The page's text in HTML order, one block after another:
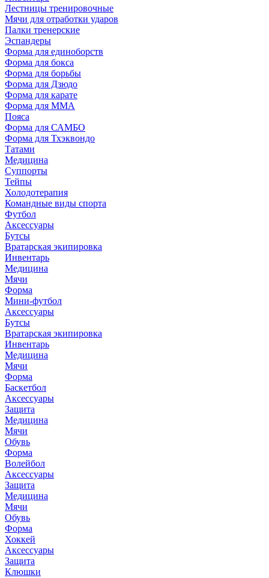
Лестницы тренировочные
Мячи для отработки ударов
Палки тренерские
Эспандеры
Форма для единоборств
Форма для бокса
Форма для борьбы
Форма для Дзюдо
Форма для карате
Форма для MMA
Пояса
Форма для САМБО
Форма для Тхэквондо
Татами
Медицина
Суппорты
Тейпы
Холодотерапия
Командные виды спорта
Футбол
Аксессуары
Бутсы
Вратарская экипировка
Инвентарь
Медицина
Мячи
Форма
Мини-футбол
Аксессуары
Бутсы
Вратарская экипировка
Инвентарь
Медицина
Мячи
Форма
Баскетбол
Аксессуары
Защита
Медицина
Мячи
Обувь
Форма
Волейбол
Аксессуары
Защита
Медицина
Мячи
Обувь
Форма
Хоккей
Аксессуары
Защита
Клюшки